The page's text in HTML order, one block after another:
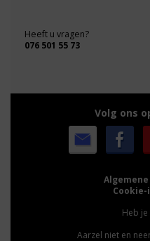
Heeft u vragen?
076 501 55 73
Volg ons
Heb je
Aarzel niet en